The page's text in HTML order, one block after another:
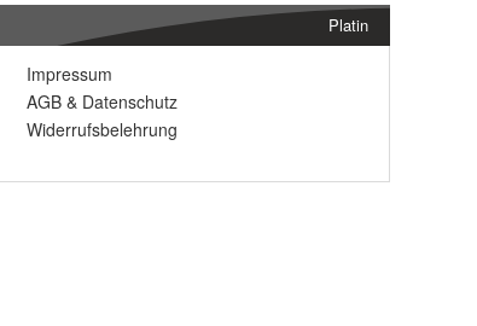
Platin
Impressum
AGB & Datenschutz
Widerrufsbelehrung